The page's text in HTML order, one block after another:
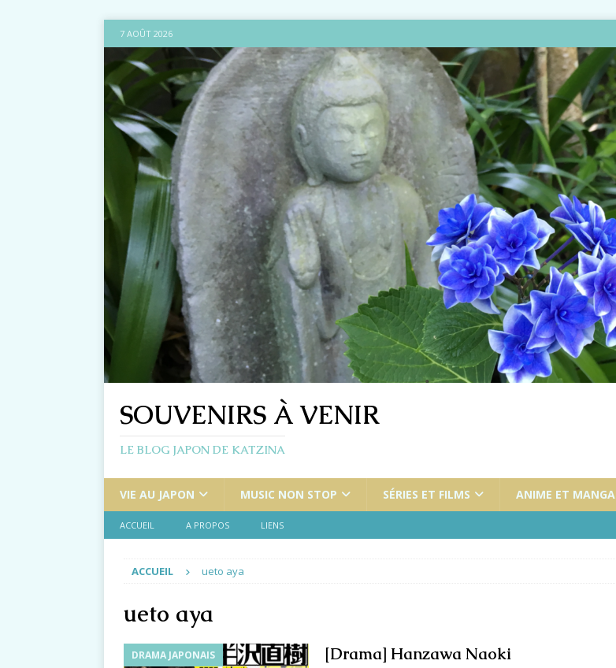
7 AOÛT 2026
SOUVENIRS À VENIR
LE BLOG JAPON DE KATZINA
VIE AU JAPON MUSIC NON STOP SÉRIES ET FILMS ANIME ET MANGA
ACCUEIL A PROPOS LIENS
ACCUEIL ueto aya
ueto aya
DRAMA JAPONAIS [Drama] Hanzawa Naoki